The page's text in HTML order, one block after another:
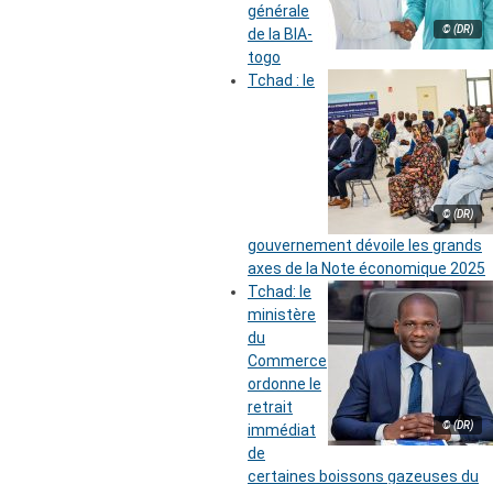
© (DR)
générale
de la BIA-
togo
© (DR)
Tchad : le
gouvernement dévoile les grands
axes de la Note économique 2025
© (DR)
Tchad: le
ministère
du
Commerce
ordonne le
retrait
immédiat
de
certaines boissons gazeuses du